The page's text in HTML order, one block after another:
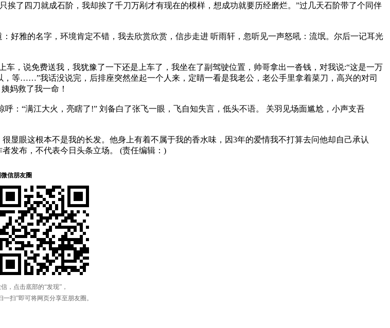
挨了四刀就成石阶，我却挨了千刀万剐才有现在的模样，想成功就要历经磨烂。”过几天石阶带了个同伴
好雅的名字，环境肯定不错，我去欣赏欣赏，信步走进 听雨轩，忽听见一声怒吼：流氓。尔后一记耳光
，说免费送我，我犹豫了一下还是上车了，我坐在了副驾驶位置，帅哥拿出一沓钱，对我说:“这是一万
，等……”我话没说完，后排座突然坐起一个人来，定睛一看是我老公，老公手里拿着菜刀，高兴的对司
妈救了我一命！
：“满江大火，亮瞎了!” 刘备白了张飞一眼，飞自知失言，低头不语。 关羽见场面尴尬，小声支吾
显眼这根本不是我的长发。他身上有着不属于我的香水味，因3年的爱情我不打算去问他却自己承认
发布，不代表今日头条立场。 (责任编辑：)